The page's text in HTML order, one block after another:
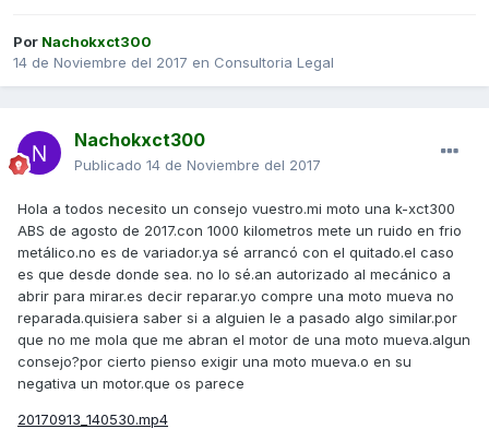
Por Nachokxct300
14 de Noviembre del 2017 en Consultoria Legal
Nachokxct300
Publicado 14 de Noviembre del 2017
Hola a todos necesito un consejo vuestro.mi moto una k-xct300
ABS de agosto de 2017.con 1000 kilometros mete un ruido en frio
metálico.no es de variador.ya sé arrancó con el quitado.el caso
es que desde donde sea. no lo sé.an autorizado al mecánico a
abrir para mirar.es decir reparar.yo compre una moto mueva no
reparada.quisiera saber si a alguien le a pasado algo similar.por
que no me mola que me abran el motor de una moto mueva.algun
consejo?por cierto pienso exigir una moto mueva.o en su
negativa un motor.que os parece
20170913_140530.mp4